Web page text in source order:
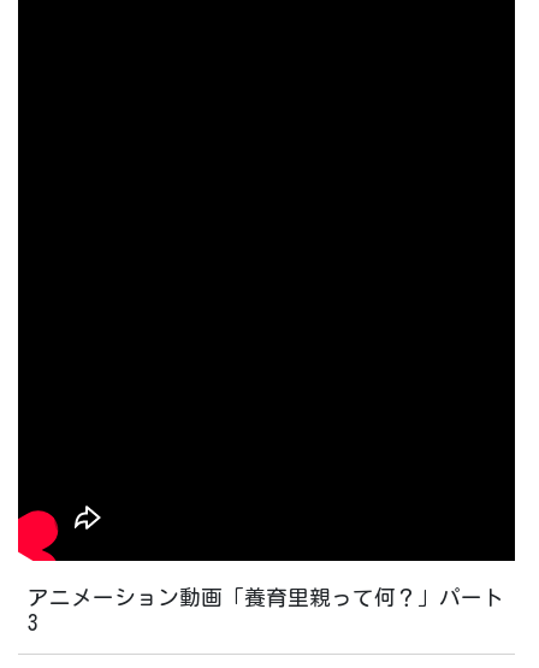
アニメーション動画「養育里親って何？」パート
3